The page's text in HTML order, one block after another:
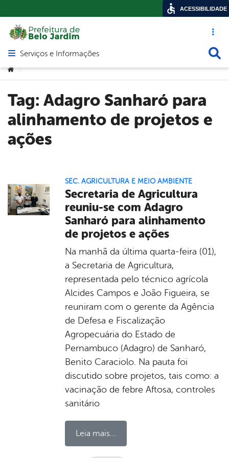
Acesso
Abrir menu principal de navegação
Serviços e Informações
Você está aqui:
>
Tag: Adagro Sanharó para
alinhamento de projetos e
ações
SEC. AGRICULTURA E MEIO AMBIENTE
Secretaria de Agricultura
reuniu-se com Adagro
Sanharó para alinhamento
de projetos e ações
Na manhã da última quarta-feira (01),
a Secretaria de Agricultura,
representada pelo técnico agrícola
Alcides Campos e João Figueira, se
reuniram com o gerente da Agência
de Defesa e Fiscalização
Agropecuária do Estado de
Pernambuco (​Adagro) de Sanharó,
Benito Caraciolo. Na pauta foi
discutido sobre projetos, tais como: a
vacinação de febre Aftosa, controles
sanitário
Leia mais...
ACESSIBILIDADE